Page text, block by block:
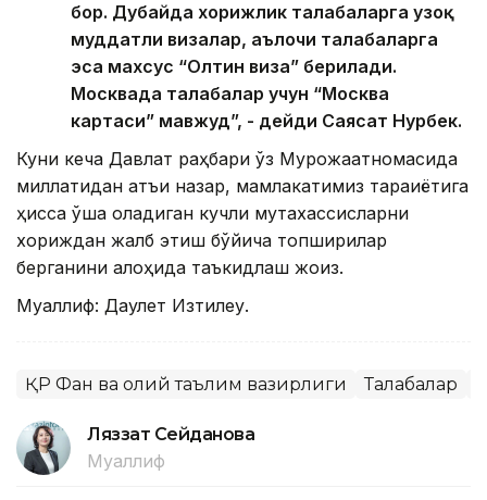
бор. Дубайда хорижлик талабаларга узоқ
муддатли визалар, аълочи талабаларга
эса махсус “Олтин виза” берилади.
Москвада талабалар учун “Москва
картаси” мавжуд”, - дейди Саясат Нурбек.
Куни кеча Давлат раҳбари ўз Мурожаатномасида
миллатидан қатъи назар, мамлакатимиз тараққиётига
ҳисса қўша оладиган кучли мутахассисларни
хориждан жалб этиш бўйича топшириқлар
берганини алоҳида таъкидлаш жоиз.
Муаллиф: Даулет Изтилеу.
ҚР Фан ва олий таълим вазирлиги Талабалар
Ляззат Сейданова
Муаллиф